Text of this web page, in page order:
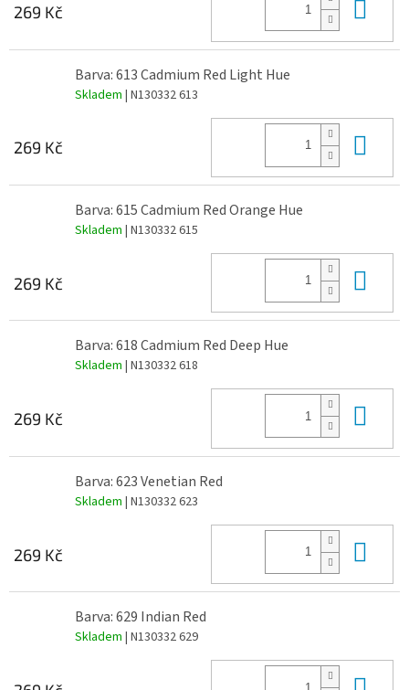
269 Kč
Barva: 613 Cadmium Red Light Hue
Skladem | N130332 613
269 Kč
Barva: 615 Cadmium Red Orange Hue
Skladem | N130332 615
269 Kč
Barva: 618 Cadmium Red Deep Hue
Skladem | N130332 618
269 Kč
Barva: 623 Venetian Red
Skladem | N130332 623
269 Kč
Barva: 629 Indian Red
Skladem | N130332 629